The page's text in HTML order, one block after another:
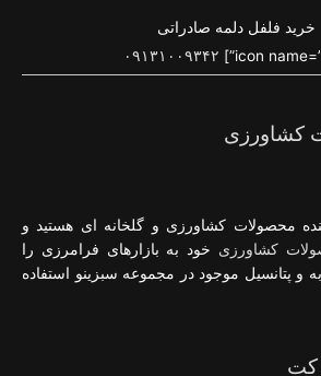
۰۹۱۳۱۰۰۹۳۴۲
کشاورزی
محصولات کشاورزی و گلخانه ای هستید و
کشاورزی خود به بازارهای فرامرزی را
و پتانسیل موجود در مجموعه سبزینو استفاده